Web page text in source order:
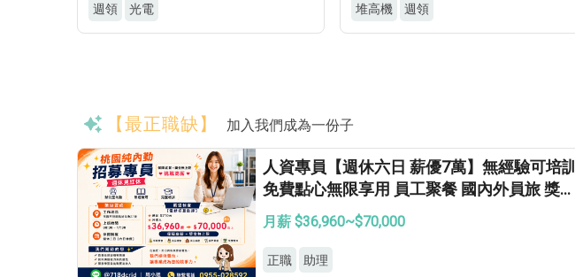
週領 光電 堆高機 週領
【最正職缺】 加入我們成為一份子
人資專員【週休六日 薪優7萬】無經驗可培訓
免費點心無限享用 員工聚餐 國內外員旅 獎金
無上限
月薪 $36,960~$70,000
正職 助理